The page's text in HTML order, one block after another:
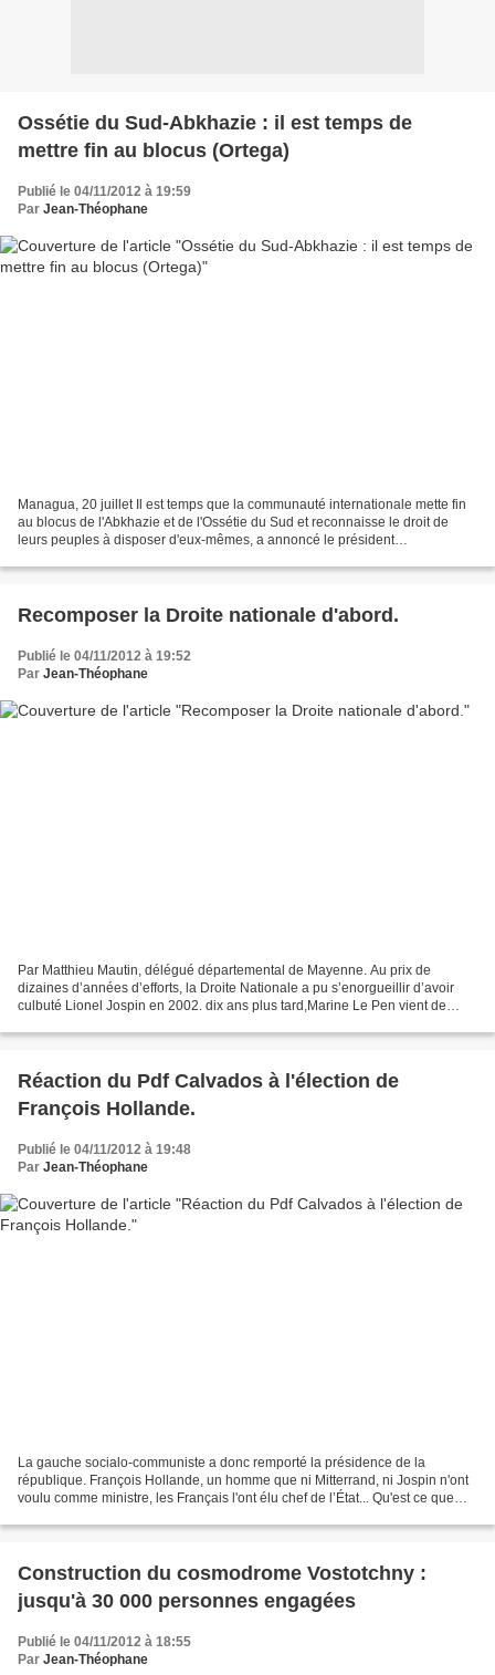
Ossétie du Sud-Abkhazie : il est temps de
mettre fin au blocus (Ortega)
Publié le 04/11/2012 à 19:59
Par Jean-Théophane
Managua, 20 juillet Il est temps que la communauté internationale mette fin
au blocus de l'Abkhazie et de l'Ossétie du Sud et reconnaisse le droit de
leurs peuples à disposer d'eux-mêmes, a annoncé le président
Recomposer la Droite nationale d'abord.
Publié le 04/11/2012 à 19:52
Par Jean-Théophane
Par Matthieu Mautin, délégué départemental de Mayenne. Au prix de
dizaines d’années d’efforts, la Droite Nationale a pu s’enorgueillir d’avoir
culbuté Lionel Jospin en 2002. dix ans plus tard,Marine Le Pen vient de
Réaction du Pdf Calvados à l'élection de
François Hollande.
Publié le 04/11/2012 à 19:48
Par Jean-Théophane
La gauche socialo-communiste a donc remporté la présidence de la
république. François Hollande, un homme que ni Mitterrand, ni Jospin n'ont
voulu comme ministre, les Français l'ont élu chef de l’État... Qu'est ce que
Construction du cosmodrome Vostotchny :
jusqu'à 30 000 personnes engagées
Publié le 04/11/2012 à 18:55
Par Jean-Théophane